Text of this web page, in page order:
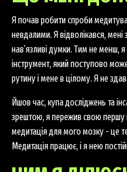
Я почав робити спроби
невдалими. Я відволікався, мені
нав’язливі думки. Тим не менш,
інструмент, який поступово
рутину і мене в цілому. Я не
Йшов час, купа досліджень та
зрештою, я пережив свою першу
медитація для мого мозку - це
Медитація працює, і я нею